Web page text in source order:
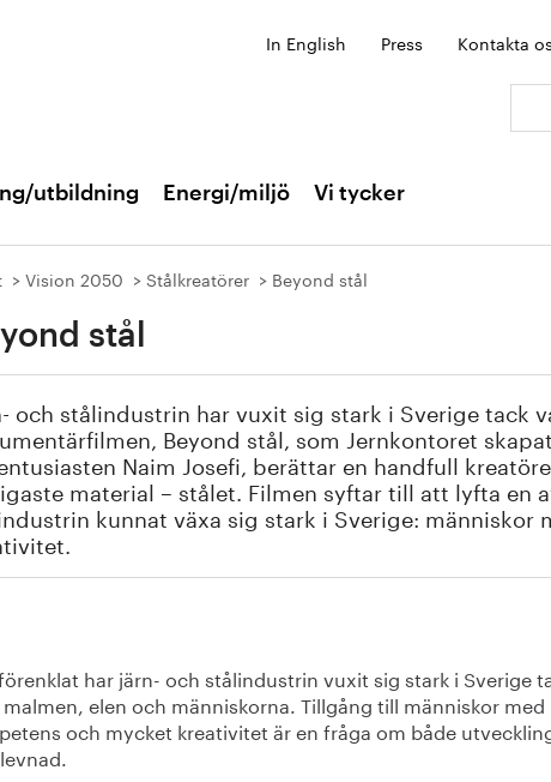
In English Press Kontakta
utbildning Energi/miljö Vi tycker
Vision 2050 Stålkreatörer Beyond stål
stål
och stålindustrin har vuxit sig stark i Sverige tack
Beyond stål, som Jernkontoret
Naim Josefi, berättar en handfull
material – stålet. Filmen syftar till att lyfta en
kunnat växa sig stark i Sverige:
har järn- och stålindustrin vuxit sig stark i Sverige
elen och människorna. Tillgång till människor
och mycket kreativitet är en fråga om både